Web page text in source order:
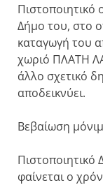
Πιστοποιητικό
Δήμο του, στο
καταγωγή του
χωριό ΠΛΑΤΗ
άλλο σχετικό
αποδεικνύει.
Βεβαίωση
Πιστοποιητικό
φαίνεται ο